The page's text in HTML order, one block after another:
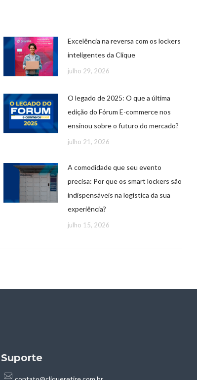
Excelência na reversa com os lockers
inteligentes da Clique
julho 29, 2026
O legado de 2025: O que a última
edição do Fórum E-commerce nos
ensinou sobre o futuro do mercado?
julho 21, 2026
A comodidade que seu evento
precisa: Por que os smart lockers são
indispensáveis na logística da sua
experiência?
julho 15, 2026
Suporte